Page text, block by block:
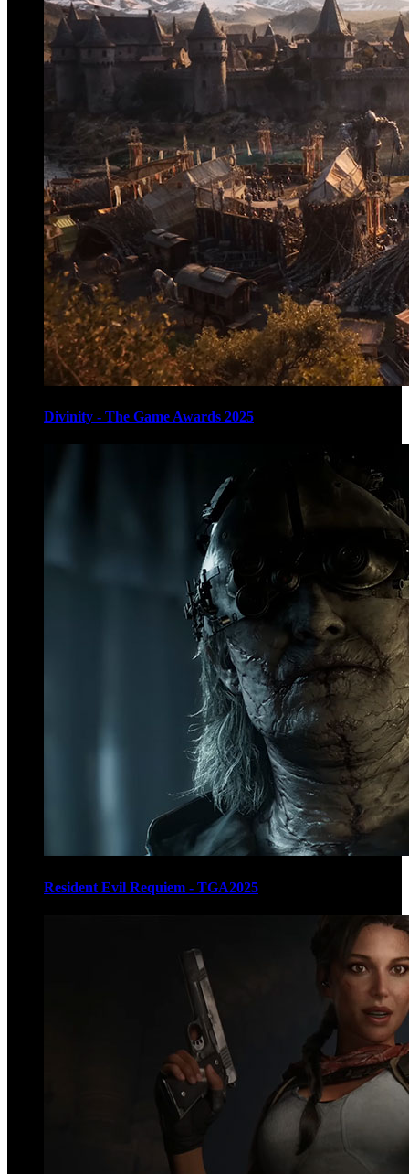
Divinity - The Game Awards 2025
Resident Evil Requiem - TGA2025